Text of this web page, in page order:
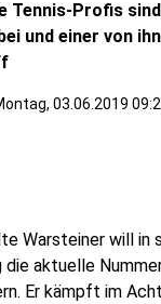
Tennis-Profis
und einer von
03.06.2019
Warsteiner will in
aktuelle
Er kämpft im